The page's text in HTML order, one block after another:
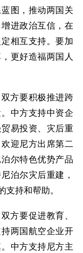
图，推动两国关
进政治互信，在
相互支持。要加
更好造福两国人
要积极推进跨
中方支持中资企
易投资、灾后重
迎尼方出席第二
尔特色优势产品
泊尔灾后重建，
支持和帮助。
要促进教育、
两国航空企业开
中方支持尼方主